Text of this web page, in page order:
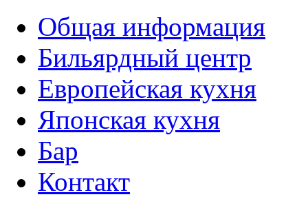
Общая информация
Бильярдный центр
Европейская кухня
Японская кухня
Бар
Контакт